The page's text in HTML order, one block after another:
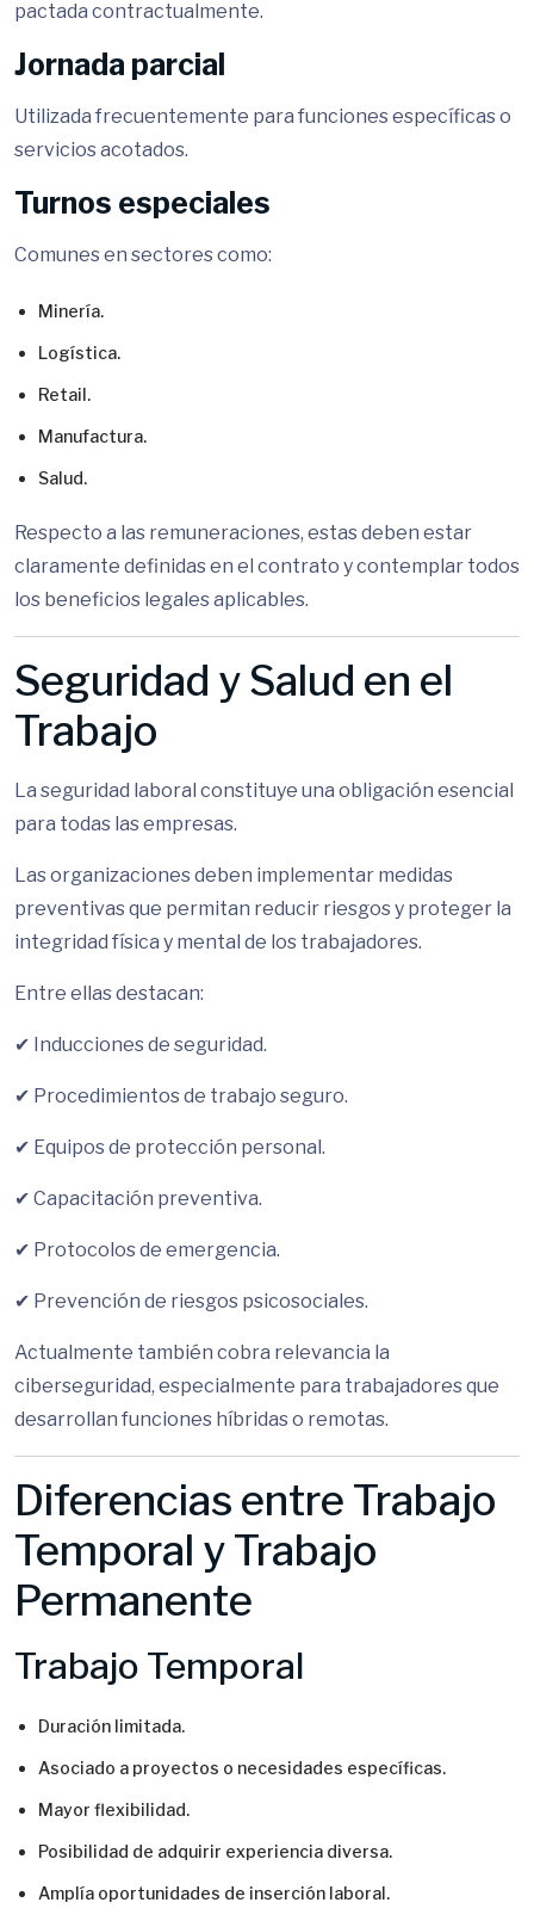
pactada contractualmente.
Jornada parcial
Utilizada frecuentemente para funciones específicas o
servicios acotados.
Turnos especiales
Comunes en sectores como:
Minería.
Logística.
Retail.
Manufactura.
Salud.
Respecto a las remuneraciones, estas deben estar
claramente definidas en el contrato y contemplar todos
los beneficios legales aplicables.
Seguridad y Salud en el
Trabajo
La seguridad laboral constituye una obligación esencial
para todas las empresas.
Las organizaciones deben implementar medidas
preventivas que permitan reducir riesgos y proteger la
integridad física y mental de los trabajadores.
Entre ellas destacan:
✔ Inducciones de seguridad.
✔ Procedimientos de trabajo seguro.
✔ Equipos de protección personal.
✔ Capacitación preventiva.
✔ Protocolos de emergencia.
✔ Prevención de riesgos psicosociales.
Actualmente también cobra relevancia la
ciberseguridad, especialmente para trabajadores que
desarrollan funciones híbridas o remotas.
Diferencias entre Trabajo
Temporal y Trabajo
Permanente
Trabajo Temporal
Duración limitada.
Asociado a proyectos o necesidades específicas.
Mayor flexibilidad.
Posibilidad de adquirir experiencia diversa.
Amplía oportunidades de inserción laboral.